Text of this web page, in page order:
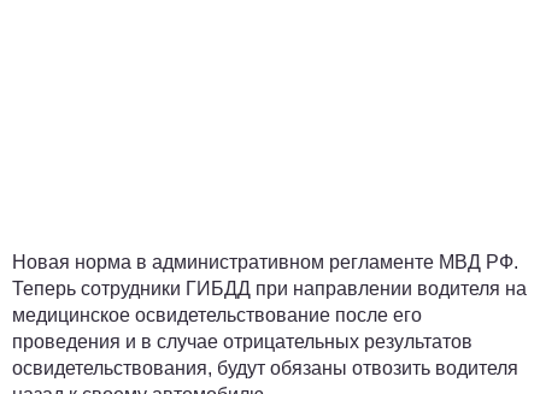
Новая норма в административном регламенте МВД РФ.
Теперь сотрудники ГИБДД при направлении водителя на
медицинское освидетельствование после его
проведения и в случае отрицательных результатов
освидетельствования, будут обязаны отвозить водителя